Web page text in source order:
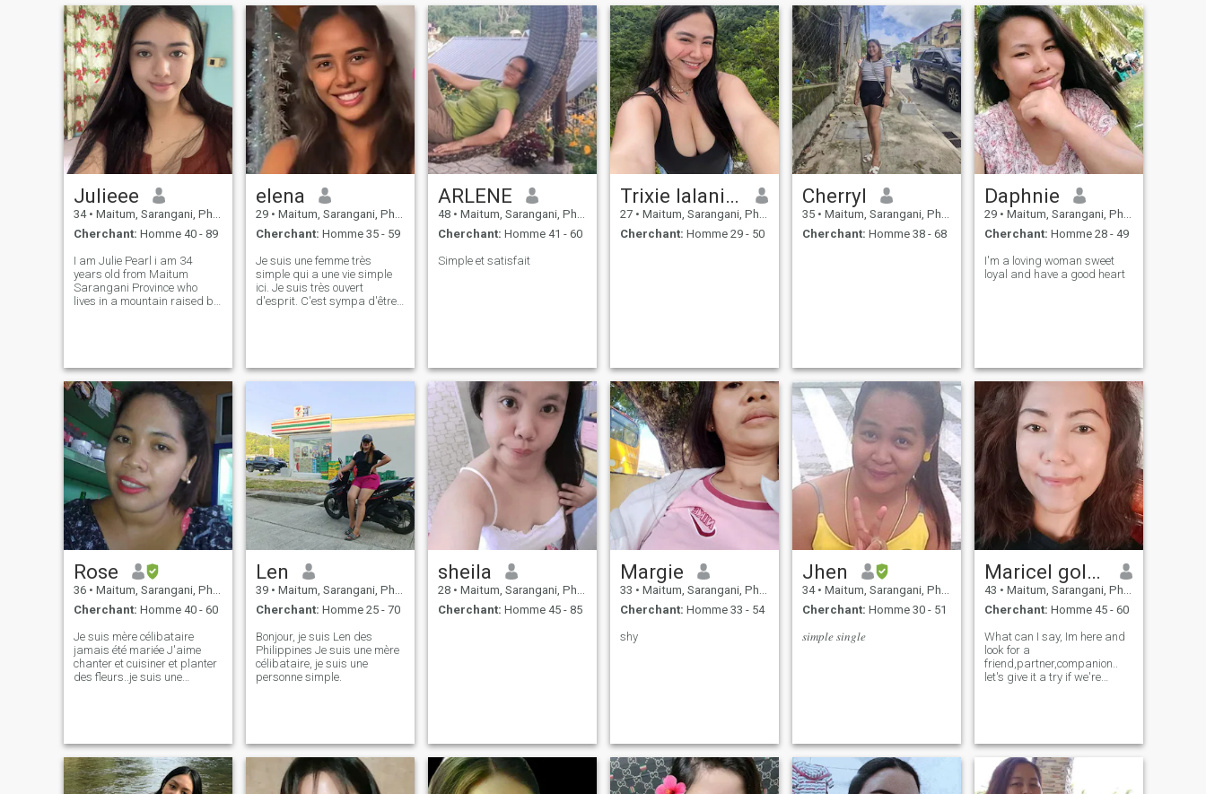
Julieee
34 • Maitum, Sarangani, Philippines
Cherchant: Homme 40 - 89
I am Julie Pearl i am 34
years old from Maitum
Sarangani Province who
lives in a mountain raised by
when they left me to
grandma and they choo
elena
29 • Maitum, Sarangani, Philippines
Cherchant: Homme 35 - 59
Je suis une femme très
simple qui a une vie simple
ici. Je suis très ouvert
d'esprit. C'est sympa d'être
ARLENE
48 • Maitum, Sarangani, Philippines
Cherchant: Homme 41 - 60
Simple et satisfait
Trixie lalanie fabricate
27 • Maitum, Sarangani, Philippines
Cherchant: Homme 29 - 50
Cherryl
35 • Maitum, Sarangani, Philippines
Cherchant: Homme 38 - 68
Daphnie
29 • Maitum, Sarangani, Philippines
Cherchant: Homme 28 - 49
I'm a loving woman sweet
loyal and have a good heart
Rose
36 • Maitum, Sarangani, Philippines
Cherchant: Homme 40 - 60
Je suis mère célibataire
jamais été mariée J'aime
chanter et cuisiner et planter
des fleurs..je suis une
Len
39 • Maitum, Sarangani, Philippines
Cherchant: Homme 25 - 70
Bonjour, je suis Len des
Philippines Je suis une mère
célibataire, je suis une
personne simple.
sheila
28 • Maitum, Sarangani, Philippines
Cherchant: Homme 45 - 85
Margie
33 • Maitum, Sarangani, Philippines
Cherchant: Homme 33 - 54
shy
Jhen
34 • Maitum, Sarangani, Philippines
Cherchant: Homme 30 - 51
𝑠𝑖𝑚𝑝𝑙𝑒 𝑠𝑖𝑛𝑔𝑙𝑒
Maricel golpeo
43 • Maitum, Sarangani, Philippines
Cherchant: Homme 45 - 60
What can I say, Im here and
look for a
friend,partner,companion..
let's give it a try if we're